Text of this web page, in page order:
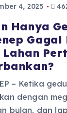
4, 2025
Hanya
Lahan
– Ketika
dengan
bulan, dan